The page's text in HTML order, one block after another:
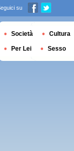
su
Società Cultura
Per Lei Sesso